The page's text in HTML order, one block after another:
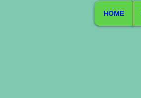
HOME